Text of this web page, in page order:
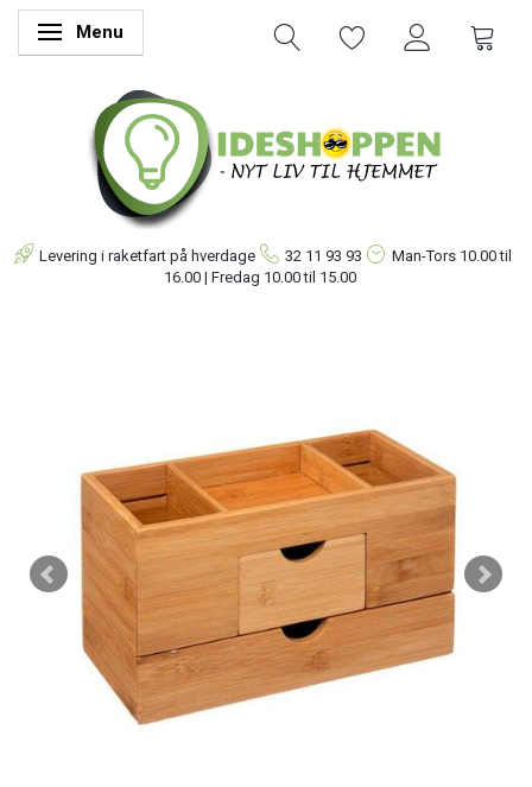
Skifte navigation
Menu
Levering i raketfart på hverdage 32 11 93 93 Man-Tors 10.00 til
16.00 | Fredag 10.00 til 15.00